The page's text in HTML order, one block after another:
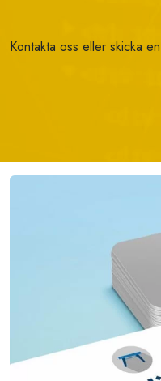
Kontakta oss eller skicka en